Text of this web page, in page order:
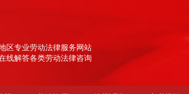
区专业劳动法律服务网站
线解答各类劳动法律咨询